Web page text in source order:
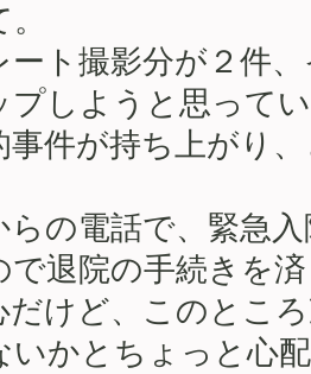
ート撮影分が２件
プしようと思って
事件が持ち上がり
らの電話で、緊急
で退院の手続きを
だけど、このとこ
いかとちょっと心